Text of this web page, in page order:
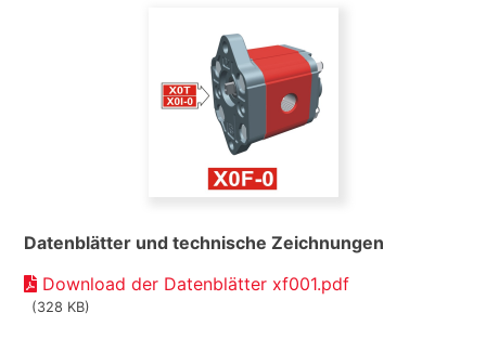
Datenblätter und technische Zeichnungen
Download der Datenblätter xf001.pdf
(328 KB)